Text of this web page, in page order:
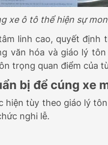
xe ô tô thể hiện sự
linh cao, quyết định
văn hóa và giáo lý
trọng quan điểm của
bị để cúng xe
tùy theo giáo lý
nghi lễ.